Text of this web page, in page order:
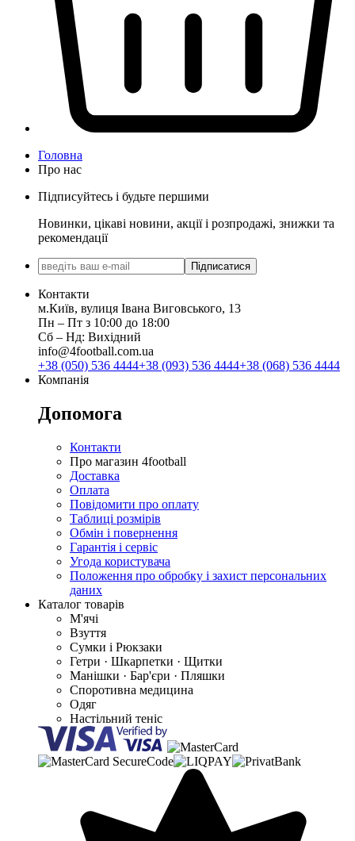
Головна
Про нас
Підписуйтесь і будьте першими
Новинки, цікаві новини, акції і розпродажі, знижки та
рекомендації
Підписатися
Контакти
м.Київ, вулиця Івана Виговського, 13
Пн ‒ Пт з 10:00 до 18:00
Сб ‒ Нд: Вихідний
info@4football.com.ua
+38 (050) 536 4444+38 (093) 536 4444+38 (068) 536 4444
Компанія
Допомога
Контакти
Про магазин 4football
Доставка
Оплата
Повідомити про оплату
Таблиці розмірів
Обмін і повернення
Гарантія і сервіс
Угода користувача
Положення про обробку і захист персональних
даних
Каталог товарів
М'ячі
Взуття
Сумки і Рюкзаки
Гетри · Шкарпетки · Щитки
Манішки · Бар'єри · Пляшки
Споротивна медицина
Одяг
Настільний теніс